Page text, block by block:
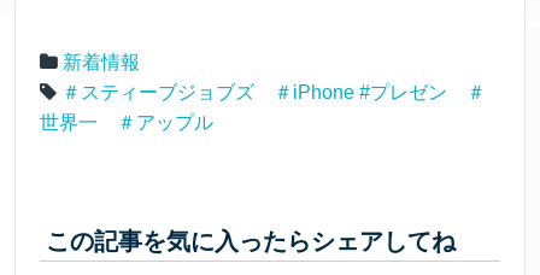
新着情報
＃スティーブジョブズ ＃iPhone #プレゼン ＃
世界一 ＃アップル
この記事を気に入ったらシェアしてね